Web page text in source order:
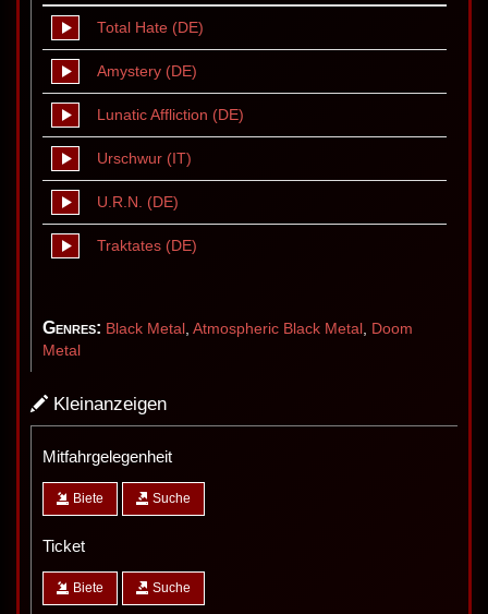
Total Hate (DE)
Amystery (DE)
Lunatic Affliction (DE)
Urschwur (IT)
U.R.N. (DE)
Traktates (DE)
Genres: Black Metal Atmospheric Black Metal Doom
Metal
Kleinanzeigen
Mitfahrgelegenheit
Biete Suche
Ticket
Biete Suche